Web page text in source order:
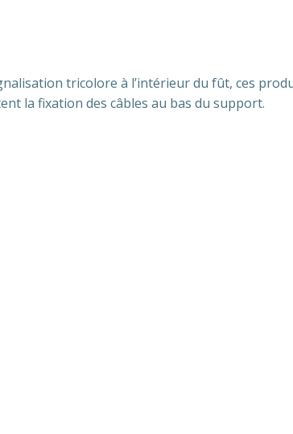
tricolore à l’intérieur du fût, ces
la fixation des câbles au bas du support.